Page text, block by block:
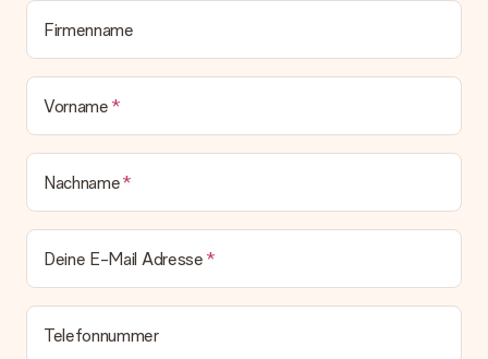
Lieferschein. Die Rechnung zu deiner Bestellung erhältst du
zeitgleich mit der Bestätigungsmail und kannst sie jederzeit in
deinem MySurprise Account einsehen. Du kannst das
Geschenk also direkt beim Empfänger liefern lassen und es
bleibt eine echte Überraschung!
Firmenname
Vorname
Nachname
Deine E-Mail Adresse
Telefonnummer